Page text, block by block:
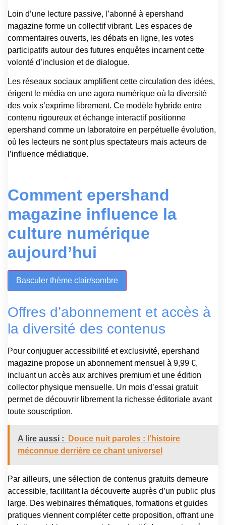
Loin d’une lecture passive, l’abonné à epershand
magazine forme un collectif vibrant. Les espaces de
commentaires ouverts, les débats en ligne, les votes
participatifs autour des futures enquêtes incarnent cette
volonté d’inclusion et de dialogue.
Les réseaux sociaux amplifient cette circulation des idées,
érigent le média en une agora numérique où la diversité
des voix s’exprime librement. Ce modèle hybride entre
contenu rigoureux et échange interactif positionne
epershand comme un laboratoire en perpétuelle évolution,
où les lecteurs ne sont plus spectateurs mais acteurs de
l’influence médiatique.
Comment epershand
magazine influence la
culture numérique
aujourd’hui
Basculer thème clair/sombre
Offres d’abonnement et accès à
la diversité des contenus
Pour conjuguer accessibilité et exclusivité, epershand
magazine propose un abonnement mensuel à 9,99 €,
incluant un accès aux archives premium et une édition
collector physique mensuelle. Un mois d’essai gratuit
permet de découvrir librement la richesse éditoriale avant
toute souscription.
A lire aussi :
Douce nuit paroles : l’histoire
méconnue derrière ce chant universel
Par ailleurs, une sélection de contenus gratuits demeure
accessible, facilitant la découverte auprès d’un public plus
large. Des webinaires thématiques, formations et guides
pratiques viennent compléter cette proposition, offrant une